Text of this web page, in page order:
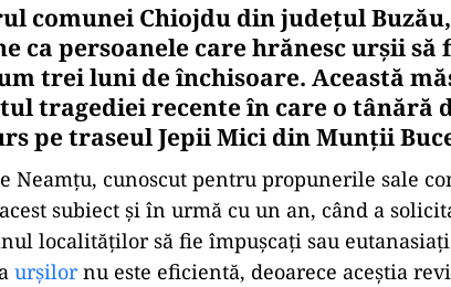
comunei Chiojdu din județul
ca persoanele care hrănesc urșii să
trei luni de închisoare. Această
tragediei recente în care o tânără
pe traseul Jepii Mici din Munții
Neamțu, cunoscut pentru propunerile sale
subiect și în urmă cu un an, când a
localităților să fie împușcați sau
urșilornu este eficientă, deoarece aceștia